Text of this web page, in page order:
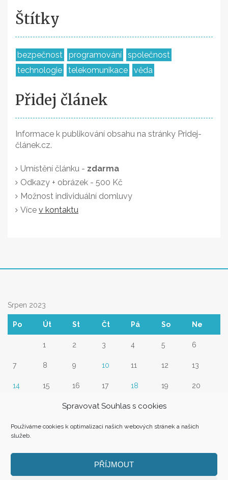
Spravovat Souhlas s cookies
Používáme cookies k optimalizaci našich webových stránek a našich
služeb.
PŘÍJMOUT
Štítky
bezpečnost programování
společnost
technologie
telekomunikace věda
Přidej článek
Informace k publikování obsahu na stránky Pridej-
článek.cz.
Umístění článku - zdarma
Odkazy + obrázek - 500 Kč
Možnost individuální domluvy
Více v kontaktu
Srpen 2023
Po Út St Čt Pá So Ne
1 2 3 4 5 6
7 8 9 10 11 12 13
14 15 16 17 18 19 20
23 24 25 26
28 29 30 31
« Čvc